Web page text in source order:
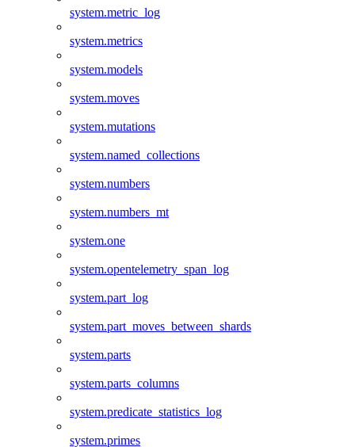
system.metric_log
system.metrics
system.models
system.moves
system.mutations
system.named_collections
system.numbers
system.numbers_mt
system.one
system.opentelemetry_span_log
system.part_log
system.part_moves_between_shards
system.parts
system.parts_columns
system.predicate_statistics_log
system.primes